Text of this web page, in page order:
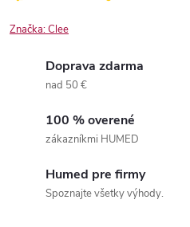
Značka:Clee
Doprava zdarma
nad 50 €
100 % overené
zákazníkmi HUMED
Humed pre firmy
Spoznajte všetky výhody.